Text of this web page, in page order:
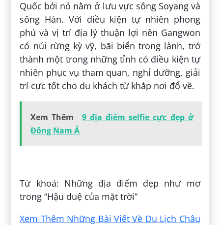
Quốc bởi nó nằm ở lưu vực sông Soyang và
sông Hàn. Với điều kiện tự nhiên phong
phú và vị trí địa lý thuận lợi nên Gangwon
có núi rừng kỳ vỹ, bãi biển trong lành, trở
thành một trong những tỉnh có điều kiện tự
nhiên phục vụ tham quan, nghỉ dưỡng, giải
trí cực tốt cho du khách từ khắp nơi đổ về.
Xem Thêm
9 địa điểm selfie cực đẹp ở
Đông Nam Á
Từ khoá: Những địa điểm đẹp như mơ
trong “Hậu duệ của mặt trời”
Xem Thêm Những Bài Viết Về Du Lịch Châu